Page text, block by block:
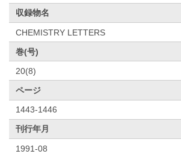
収録物名
CHEMISTRY LETTERS
巻(号)
20(8)
ページ
1443-1446
刊行年月
1991-08